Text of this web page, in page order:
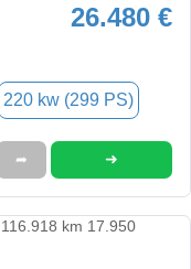
26.480 €
220 kw (299 PS)
➦ ➜